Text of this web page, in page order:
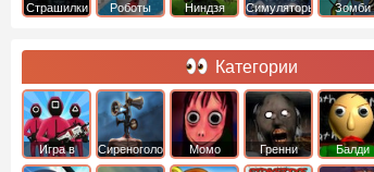
Страшилки Роботы Ниндзя Симуляторы Зомби
Категории
Игра в
Кальмара
Сиреноголовый Момо Гренни Балди